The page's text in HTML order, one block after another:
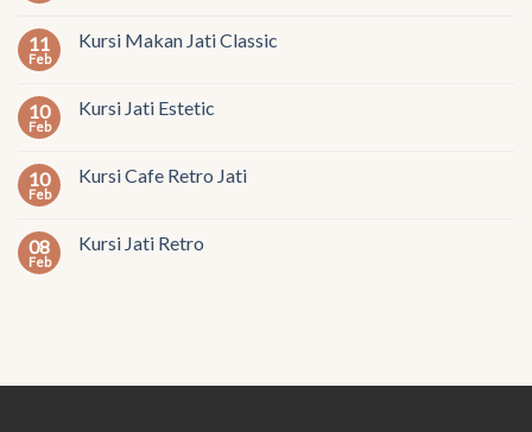
11
Feb
Kursi Makan Jati Classic
10
Feb
Kursi Jati Estetic
10
Feb
Kursi Cafe Retro Jati
08
Feb
Kursi Jati Retro